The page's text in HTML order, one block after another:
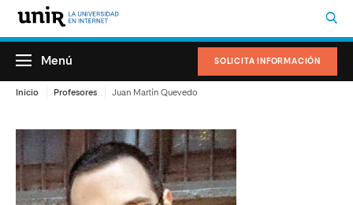
SOLICITA INFORMACIÓN
Menú
Inicio Profesores Juan Martín Quevedo